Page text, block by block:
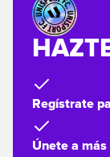
Regístrate
Únete a